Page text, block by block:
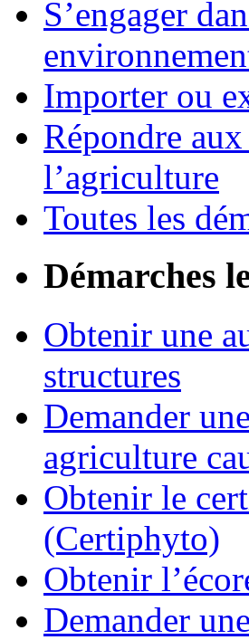
S’engager
Importer ou
Répondre
l’agriculture
Toutes les
Démarches
Obtenir une
structures
Demander
agriculture
Obtenir le
(Certiphyto)
Obtenir
Demander